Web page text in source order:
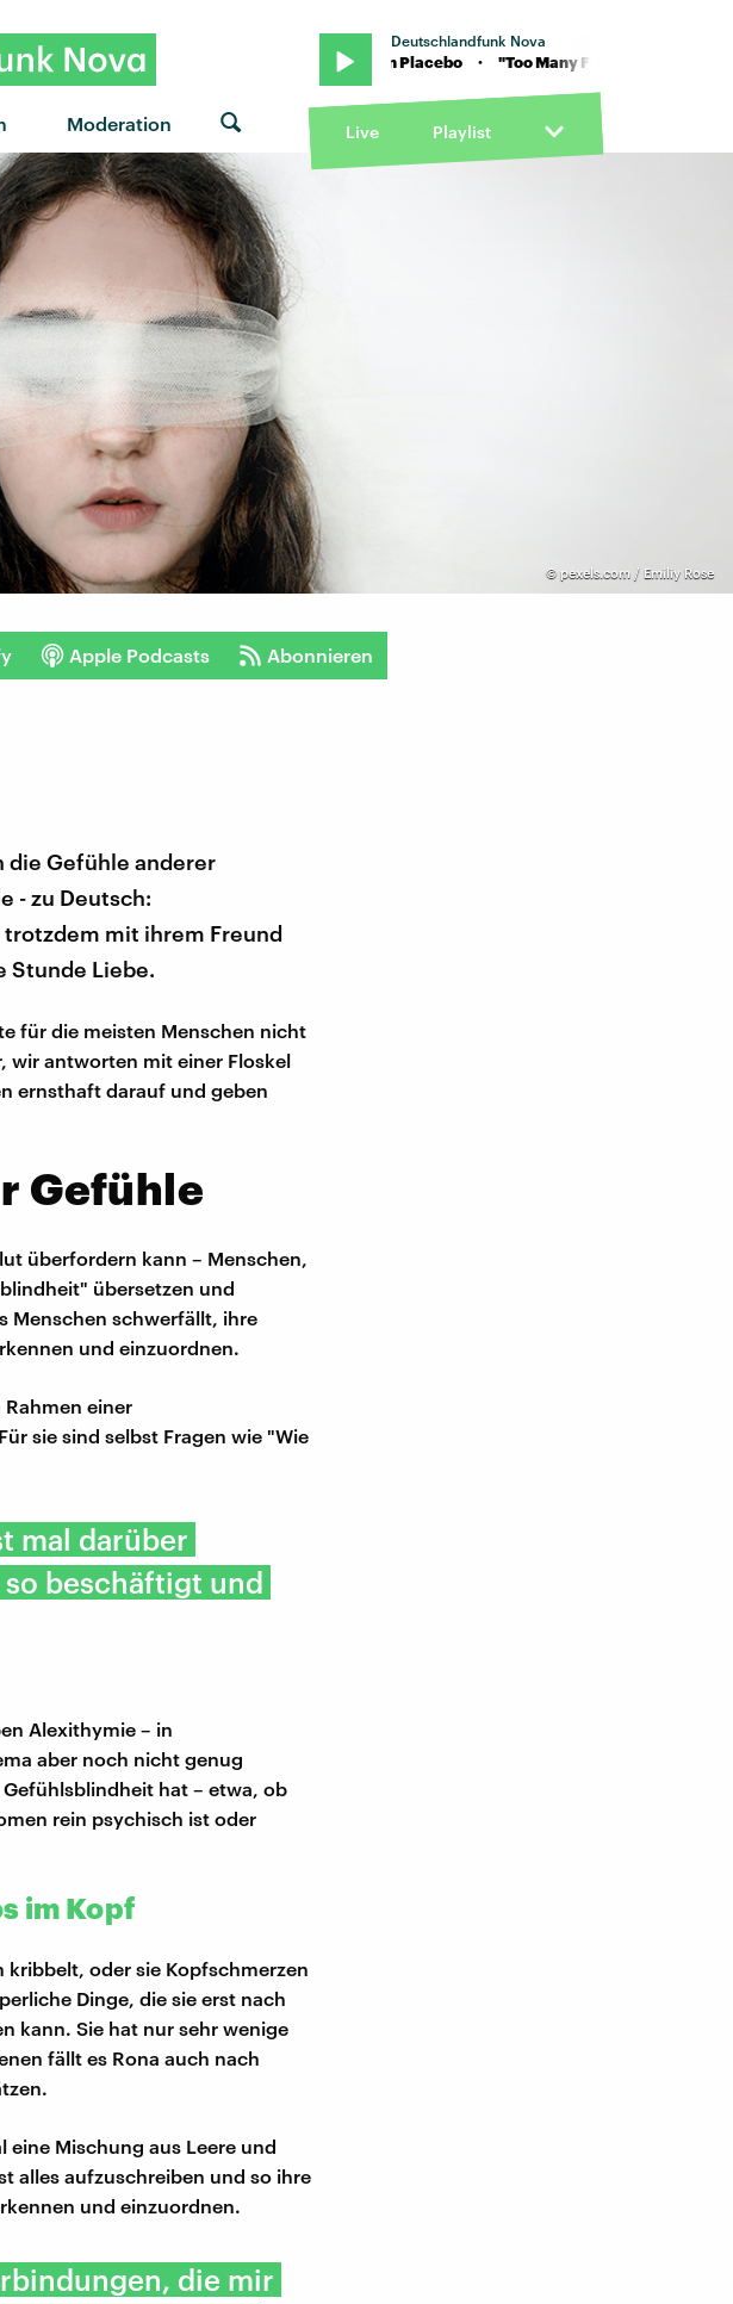
Moderation
Deutschlandfunk Nova
Placebo · "Too Many Friends" von Placebo · "Too Many Friends" von Placebo
Live Playlist
© pexels.com / Emiliy Rose
Apple Podcasts Abonnieren
die Gefühle anderer
- zu Deutsch:
mit ihrem Freund
Stunde Liebe.
für die meisten Menschen nicht
wir antworten mit einer Floskel
ernsthaft darauf und geben
Gefühle
überfordern kann – Menschen,
übersetzen und
Menschen schwerfällt, ihre
und einzuordnen.
einer
sie sind selbst Fragen wie "Wie
mal darüber
beschäftigt und
Alexithymie – in
aber noch nicht genug
hat – etwa, ob
rein psychisch ist oder
im Kopf
kribbelt, oder sie Kopfschmerzen
Dinge, die sie erst nach
kann. Sie hat nur sehr wenige
fällt es Rona auch nach
eine Mischung aus Leere und
alles aufzuschreiben und so ihre
und einzuordnen.
die mir